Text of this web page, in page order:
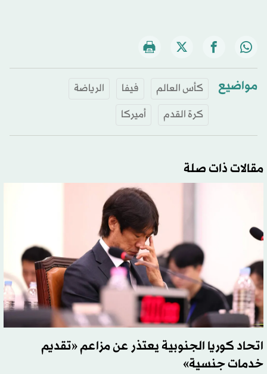
مواضيع كأس العالم فيفا
الرياضة
كرة القدم
أميركا
مقالات ذات صلة
اتحاد كوريا الجنوبية يعتذر عن مزاعم «تقديم
خدمات جنسية»